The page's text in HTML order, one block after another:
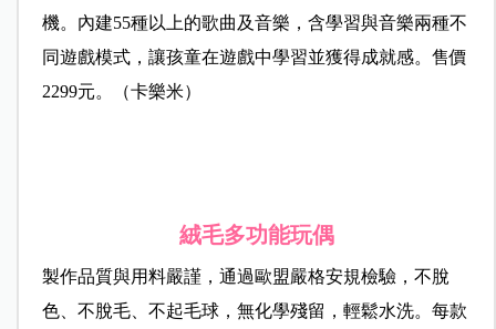
機。內建55種以上的歌曲及音樂，含學習與音樂兩種不
同遊戲模式，讓孩童在遊戲中學習並獲得成就感。售價
2299元。（卡樂米）
絨毛多功能玩偶
製作品質與用料嚴謹，通過歐盟嚴格安規檢驗，不脫
色、不脫毛、不起毛球，無化學殘留，輕鬆水洗。每款